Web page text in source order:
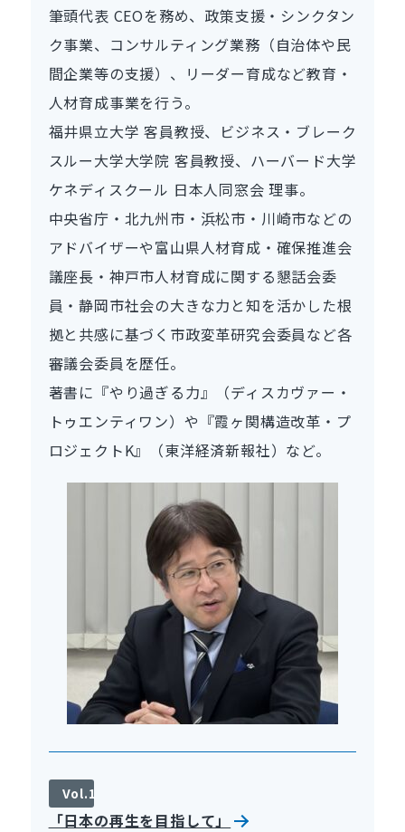
筆頭代表 CEOを務め、政策支援・シンクタン
ク事業、コンサルティング業務（自治体や民
間企業等の支援）、リーダー育成など教育・
人材育成事業を行う。
福井県立大学 客員教授、ビジネス・ブレーク
スルー大学大学院 客員教授、ハーバード大学
ケネディスクール 日本人同窓会 理事。
中央省庁・北九州市・浜松市・川崎市などの
アドバイザーや富山県人材育成・確保推進会
議座長・神戸市人材育成に関する懇話会委
員・静岡市社会の大きな力と知を活かした根
拠と共感に基づく市政変革研究会委員など各
審議会委員を歴任。
著書に『やり過ぎる力』（ディスカヴァー・
トゥエンティワン）や『霞ヶ関構造改革・プ
ロジェクトK』（東洋経済新報社）など。
Vol.1
「日本の再生を目指して」